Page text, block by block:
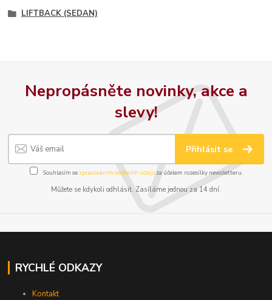
LIFTBACK (SEDAN)
Nepropásněte novinky, akce a
slevy!
Přihlásit se
Souhlasím se zpracováním osobních údajůza účelem rozesílky newsletteru.
Můžete se kdykoli odhlásit. Zasíláme jednou za 14 dní.
RYCHLÉ ODKAZY
Kontakt